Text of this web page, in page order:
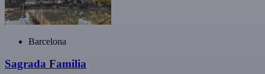
Barcelona
Sagrada Familia